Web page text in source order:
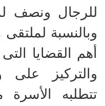
للرجال ونصف
وبالنسبة
أهم القضايا
والتركيز على
تتطلبه